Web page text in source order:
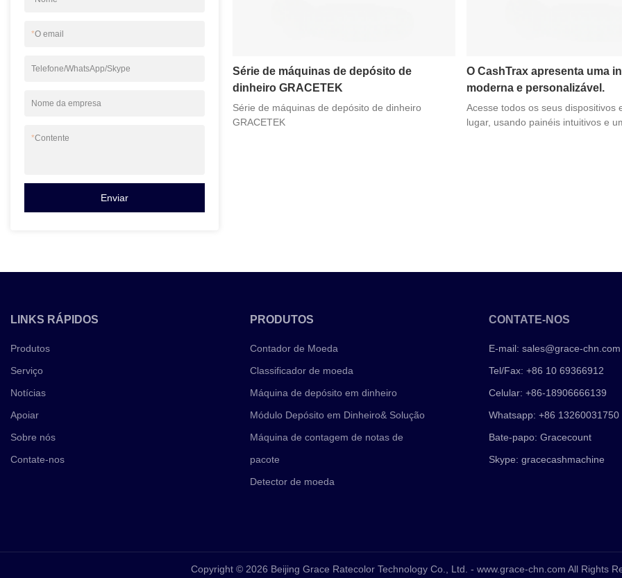
*O email
Telefone/WhatsApp/Skype
Nome da empresa
*Contente
Enviar
Série de máquinas de depósito de
dinheiro GRACETEK
Série de máquinas de depósito de dinheiro
GRACETEK
O CashTrax apresenta uma
moderna e personalizável.
Acesse todos os seus dispositivos
lugar, usando painéis intuitivos e
LINKS RÁPIDOS
Produtos
Serviço
Notícias
Apoiar
Sobre nós
Contate-nos
PRODUTOS
Contador de Moeda
Classificador de moeda
Máquina de depósito em dinheiro
Módulo Depósito em Dinheiro& Solução
Máquina de contagem de notas de
pacote
Detector de moeda
CONTATE-NOS
E-mail:sales@grace-chn.com
Tel/Fax: +86 10 69366912
Celular: +86-18906666139
Whatsapp: +86 13260031750
Bate-papo: Gracecount
Skype: gracecashmachine
Copyright © 2026 Beijing Grace Ratecolor Technology Co., Ltd. - www.grace-chn.com All Rights